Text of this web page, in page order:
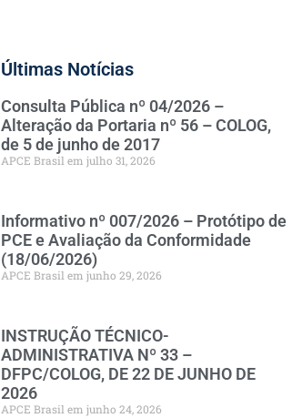
Últimas Notícias
Consulta Pública nº 04/2026 –
Alteração da Portaria nº 56 – COLOG,
de 5 de junho de 2017
APCE Brasil julho 31, 2026
Informativo nº 007/2026 – Protótipo de
PCE e Avaliação da Conformidade
(18/06/2026)
APCE Brasil junho 29, 2026
INSTRUÇÃO TÉCNICO-
ADMINISTRATIVA Nº 33 –
DFPC/COLOG, DE 22 DE JUNHO DE
2026
APCE Brasil junho 24, 2026